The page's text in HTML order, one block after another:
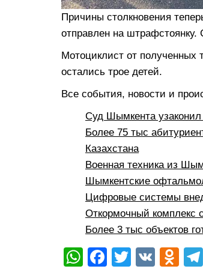
Причины столкновения
отправлен на штрафстоянку.
Мотоциклист от полученных
остались трое детей.
Все события, новости и
Суд Шымкента
Более 75 тыс
Казахстана
Военная техника из
Шымкентские
Цифровые системы
Откормочный комплекс
Более 3 тыс объектов
W
F
T
V
O